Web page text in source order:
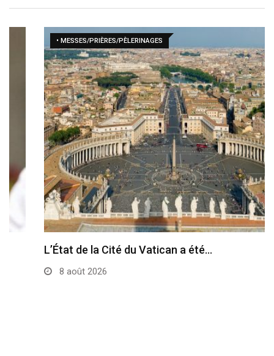
• MESSES/PRIÈRES/PÈLERINAGES
L’État de la Cité du Vatican a été…
8 août 2026